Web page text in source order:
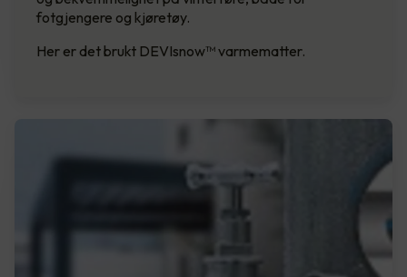
fotgjengere og kjøretøy.
Her er det brukt DEVIsnow™ varmematter.